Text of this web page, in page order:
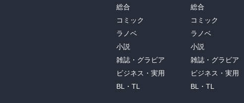
総合
コミック
ラノベ
小説
雑誌・グラビア
ビジネス・実用
BL・TL
総合
コミック
ラノベ
小説
雑誌・グラビア
ビジネス・実用
BL・TL